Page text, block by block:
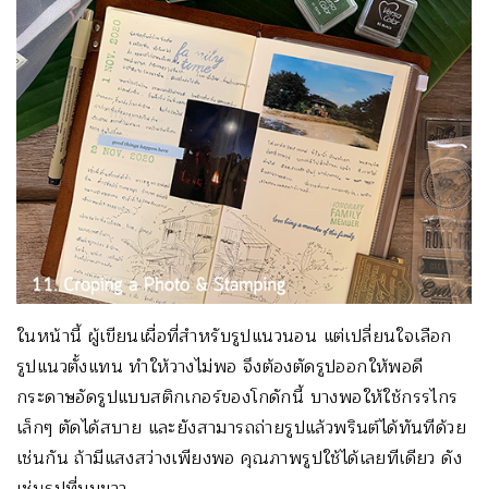
ในหน้านี้ ผู้เขียนเผื่อที่สำหรับรูปแนวนอน แต่เปลี่ยนใจเลือก
รูปแนวตั้งแทน ทำให้วางไม่พอ จึงต้องตัดรูปออกให้พอดี
กระดาษอัดรูปแบบสติกเกอร์ของโกดักนี้ บางพอให้ใช้กรรไกร
เล็กๆ ตัดได้สบาย และยังสามารถถ่ายรูปแล้วพรินต์ได้ทันทีด้วย
เช่นกัน ถ้ามีแสงสว่างเพียงพอ คุณภาพรูปใช้ได้เลยทีเดียว ดัง